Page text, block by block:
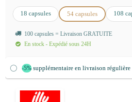
18 capsules 54 capsules 108
100 capsules = Livraison GRATUITE
En stock - Expédié sous 24H
-5% supplémentaire en livraison régulière